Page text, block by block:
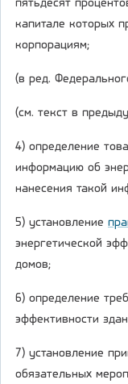
пятьдесят
капитале которых
корпорациям;
(в ред.
(см. текст в
4) определение
информацию об
нанесения такой
5) установление
энергетической
домов;
6) определение
эффективности
7) установление
обязательных